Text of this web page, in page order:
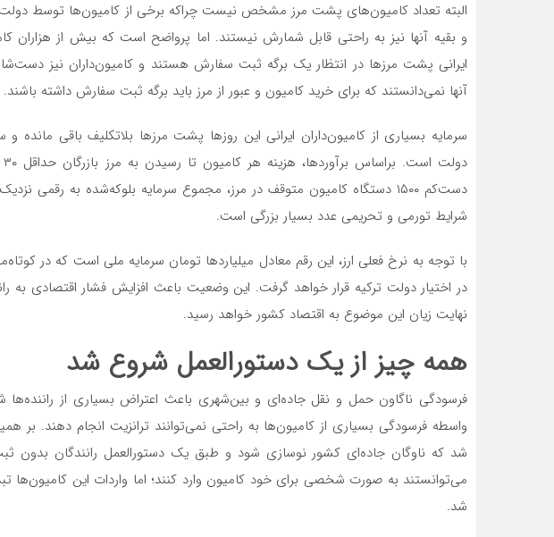
البته تعداد کامیون‌های پشت مرز مشخص نیست چراکه برخی از کامیون‌ها توسط دولت
و بقیه آنها نیز به راحتی قابل شمارش نیستند. اما پرواضح است که بیش از هزاران
ایرانی پشت مرزها در انتظار یک برگه ثبت سفارش هستند و کامیون‌داران نیز
آنها نمی‌دانستند که برای خرید کامیون و عبور از مرز باید برگه ثبت سفارش داشته باشند.
سرمایه بسیاری از کامیون‌داران ایرانی این روزها پشت مرزها بلاتکلیف باقی
شرایط تورمی و تحریمی عدد بسیار بزرگی است.
با توجه به نرخ فعلی ارز، این رقم معادل میلیاردها تومان سرمایه ملی است که در
در اختیار دولت ترکیه قرار خواهد گرفت. این وضعیت باعث افزایش فشار اقتصادی به
نهایت زیان این موضوع به اقتصاد کشور خواهد رسید.
همه چیز از یک دستورالعمل شروع شد
فرسودگی ناگاون حمل و نقل جاده‌ای و بین‌شهری باعث اعتراض بسیاری از
واسطه فرسودگی بسیاری از کامیون‌ها به راحتی نمی‌توانند ترانزیت انجام دهند.
شد که ناوگان جاده‌ای کشور نوسازی شود و طبق یک دستورالعمل رانندگان بدون
می‌توانستند به صورت شخصی برای خود کامیون وارد کنند؛ اما واردات این کامیون‌ها
شد.